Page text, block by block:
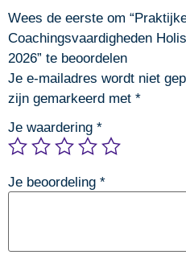
Wees de eerste om
Coachingsvaardigheden
2026” te beoordelen
Je e-mailadres wordt niet
zijn gemarkeerd met *
Je waardering *
Je beoordeling *